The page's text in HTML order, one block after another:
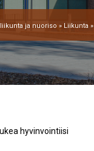
ja nuoriso » Liikunta»
hyvinvointiisi